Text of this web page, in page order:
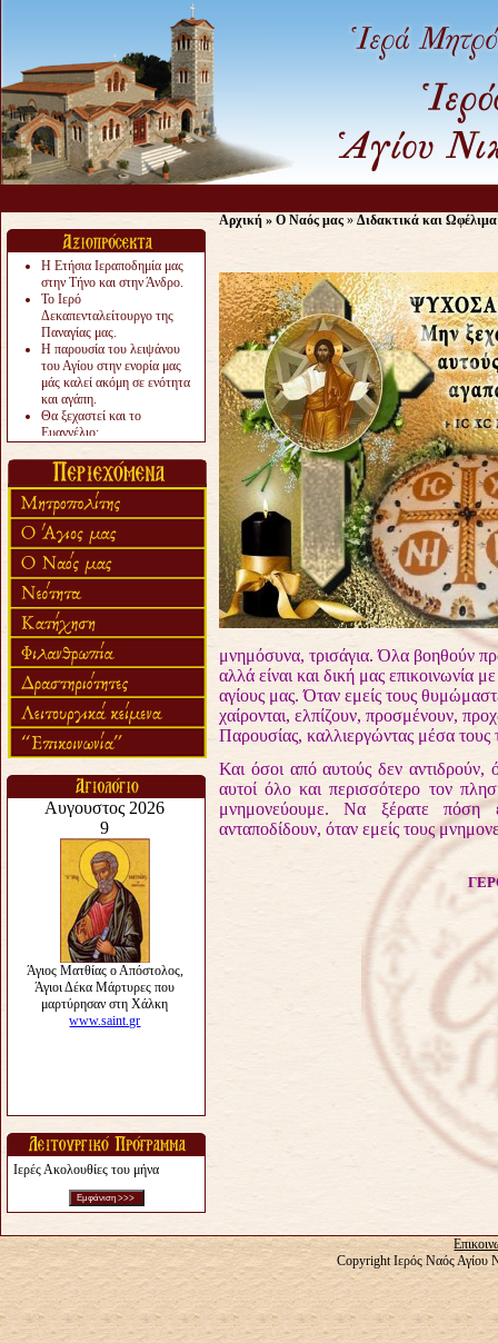
Η Ετήσια Ιεραποδημία μας
στην Τήνο και στην Άνδρο.
Το Ιερό
Δεκαπενταλείτουργο της
Παναγίας μας.
Η παρουσία του λειψάνου
του Αγίου στην ενορία μας
μάς καλεί ακόμη σε ενότητα
και αγάπη.
Θα ξεχαστεί και το
Ευαγγέλιο;
«πολύ αργά».
Ζητείται....
Ιερές Ακολουθίες του μήνα
Αρχική » Ο Ναός μας » Διδακτικά και Ωφέλιμα
μνημόσυνα, τρισάγια. Όλα βοηθούν
αλλά είναι και δική μας επικοινωνία
αγίους μας. Όταν εμείς τους
χαίρονται, ελπίζουν, προσμένουν,
Παρουσίας, καλλιεργώντας μέσα τους
Και όσοι από αυτούς δεν
αυτοί όλο και περισσότερο τον
μνημονεύουμε. Να ξέρατε
ανταποδίδουν, όταν εμείς τους
Copyright Ιερός Ναός Αγίου